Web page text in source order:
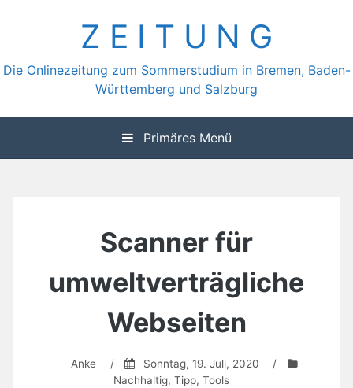
Z E I T U N G
Die Onlinezeitung zum Sommerstudium in Bremen, Baden-
Württemberg und Salzburg
Primäres Menü
Scanner für
umweltverträgliche
Webseiten
Anke / Sonntag, 19. Juli, 2020
/
Nachhaltig, Tipp, Tools